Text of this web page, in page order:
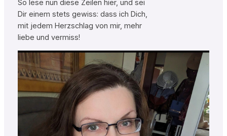
So lese nun diese Zeilen hier, und sei
Dir einem stets gewiss: dass ich Dich,
mit jedem Herzschlag von mir, mehr
liebe und vermiss!